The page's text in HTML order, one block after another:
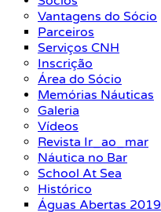
Vantagens do Sócio
Parceiros
Serviços CNH
Inscrição
Área do Sócio
Memórias Náuticas
Galeria
Vídeos
Revista Ir_ao_mar
Náutica no Bar
School At Sea
Histórico
Águas Abertas 2019